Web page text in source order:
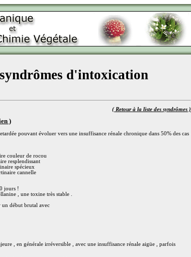
d'intoxication
( Retour à la liste des syndrômes )
)
pouvant évoluer vers une insuffisance rénale chronique dans 50% des cas
couleur de rocou
resplendissant
spécieux
cannelle
jours !
, une toxine très stable .
un début brutal avec
, en générale irréversible , avec une insuffisance rénale aigüe , parfois